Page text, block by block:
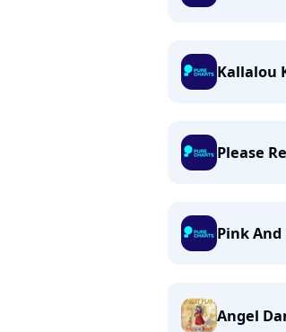
Kallalou
Please
Pink And
Angel